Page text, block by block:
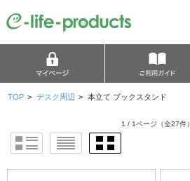
TOP > デスク周辺 > 本立て ブックスタンド
1 / 1ページ （全27件）